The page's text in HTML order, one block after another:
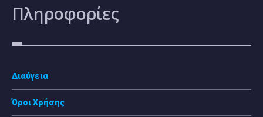
Πληροφορίες
Διαύγεια
Όροι Χρήσης